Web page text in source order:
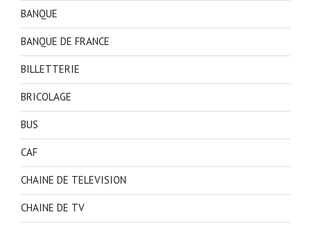
BANQUE
BANQUE DE FRANCE
BILLETTERIE
BRICOLAGE
BUS
CAF
CHAINE DE TELEVISION
CHAINE DE TV